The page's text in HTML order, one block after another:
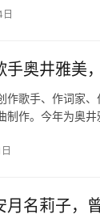
手奥井雅美
作歌手、作词家
制作。今年为奥
月名莉子，